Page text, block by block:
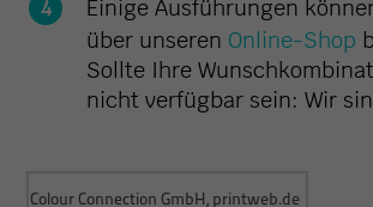
Einige Ausführungen
über unseren Online-Shop
Sollte Ihre
nicht verfügbar sein: Wir